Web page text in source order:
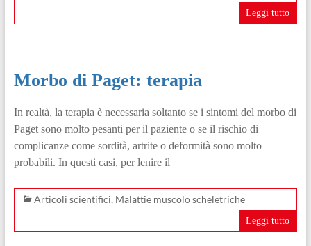
Leggi tutto
Morbo di Paget: terapia
In realtà, la terapia è necessaria soltanto se i sintomi del morbo di
Paget sono molto pesanti per il paziente o se il rischio di
complicanze come sordità, artrite o deformità sono molto
probabili. In questi casi, per lenire il
Articoli scientifici, Malattie muscolo scheletriche
Leggi tutto